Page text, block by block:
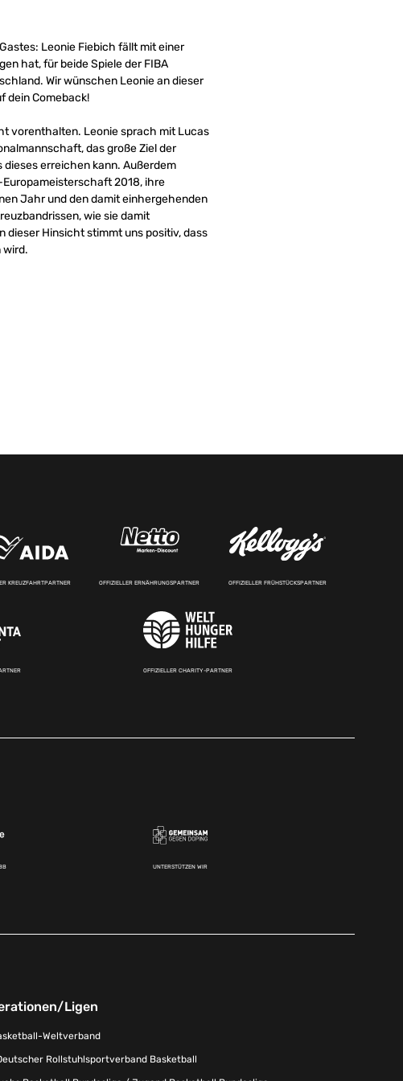
Leonie Fiebich fällt mit einer
hat, für beide Spiele der FIBA
Wir wünschen Leonie an dieser
dein Comeback!
vorenthalten. Leonie sprach mit Lucas
das große Ziel der
dieses erreichen kann. Außerdem
2018, ihre
Jahr und den damit einhergehenden
wie sie damit
dieser Hinsicht stimmt uns positiv, dass
wird.
KREUZFAHRTPARTNER OFFIZIELLER ERNÄHRUNGSPARTNER OFFIZIELLER FRÜHSTÜCKSPARTNER
OFFIZIELLER CHARITY-PARTNER
UNTERSTÜTZEN WIR
Ligen
Weltverband
Rollstuhlsportverband Basketball